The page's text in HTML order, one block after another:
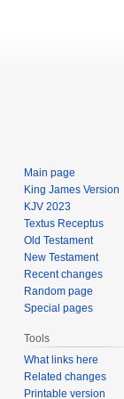
Main page
King James Version
KJV 2023
Textus Receptus
Old Testament
New Testament
Recent changes
Random page
Special pages
Tools
What links here
Related changes
Printable version